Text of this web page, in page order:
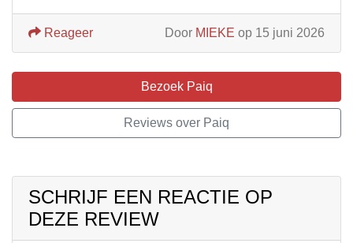
Door MIEKE op 15 juni 2026
Reageer
Bezoek Paiq
Reviews over Paiq
SCHRIJF EEN REACTIE OP
DEZE REVIEW